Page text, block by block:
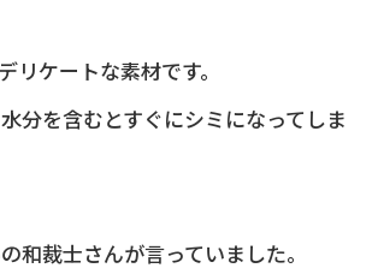
リケートな素材です。
分を含むとすぐにシミになってしま
和裁士さんが言っていました。